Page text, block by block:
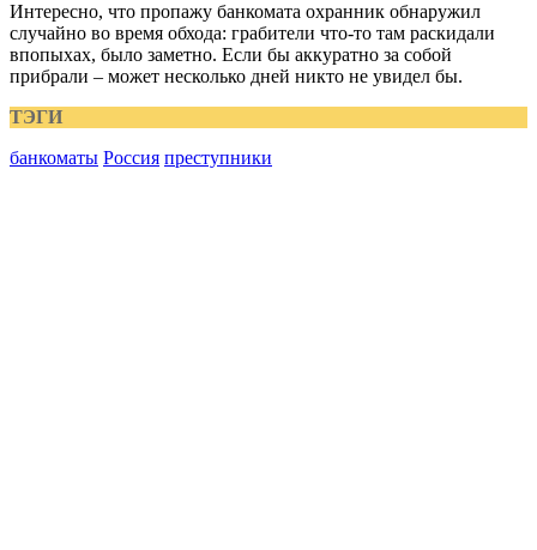
Интересно, что пропажу банкомата охранник обнаружил
случайно во время обхода: грабители что-то там раскидали
впопыхах, было заметно. Если бы аккуратно за собой
прибрали – может несколько дней никто не увидел бы.
ТЭГИ
банкоматы Россия преступники